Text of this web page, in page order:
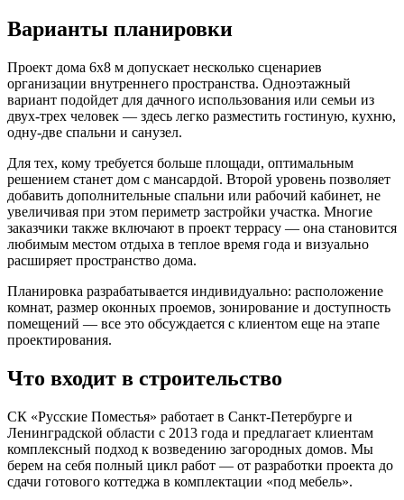
Варианты планировки
Проект дома 6х8 м допускает несколько сценариев
организации внутреннего пространства. Одноэтажный
вариант подойдет для дачного использования или семьи из
двух-трех человек — здесь легко разместить гостиную, кухню,
одну-две спальни и санузел.
Для тех, кому требуется больше площади, оптимальным
решением станет дом с мансардой. Второй уровень позволяет
добавить дополнительные спальни или рабочий кабинет, не
увеличивая при этом периметр застройки участка. Многие
заказчики также включают в проект террасу — она становится
любимым местом отдыха в теплое время года и визуально
расширяет пространство дома.
Планировка разрабатывается индивидуально: расположение
комнат, размер оконных проемов, зонирование и доступность
помещений — все это обсуждается с клиентом еще на этапе
проектирования.
Что входит в строительство
СК «Русские Поместья» работает в Санкт-Петербурге и
Ленинградской области с 2013 года и предлагает клиентам
комплексный подход к возведению загородных домов. Мы
берем на себя полный цикл работ — от разработки проекта до
сдачи готового коттеджа в комплектации «под мебель».